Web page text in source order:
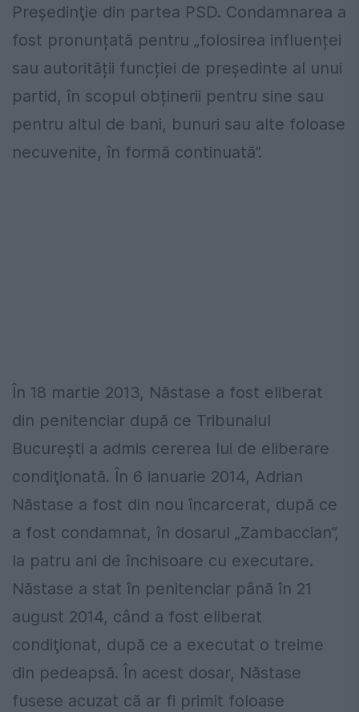
Preşedinţie din partea PSD. Condamnarea a
fost pronunțată pentru „folosirea influenței
sau autorității funcției de președinte al unui
partid, în scopul obținerii pentru sine sau
pentru altul de bani, bunuri sau alte foloase
necuvenite, în formă continuată”.
În 18 martie 2013, Năstase a fost eliberat
din penitenciar după ce Tribunalul
Bucureşti a admis cererea lui de eliberare
condiţionată. În 6 ianuarie 2014, Adrian
Năstase a fost din nou încarcerat, după ce
a fost condamnat, în dosarul „Zambaccian”,
la patru ani de închisoare cu executare.
Năstase a stat în penitenciar până în 21
august 2014, când a fost eliberat
condiţionat, după ce a executat o treime
din pedeapsă. În acest dosar, Năstase
fusese acuzat că ar fi primit foloase